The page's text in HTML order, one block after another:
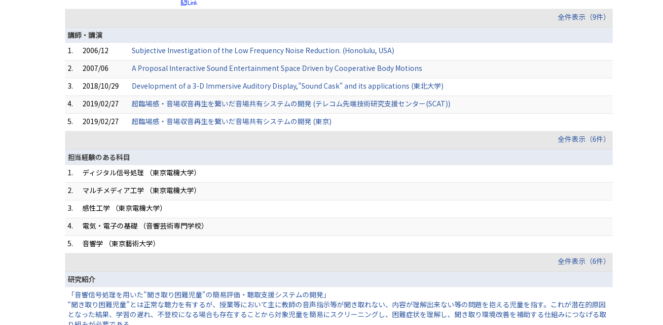
全件表示（9件）
講師・講演
1.
2006/12
Subjective Investigation of the Low Frequency Noise Reduction. (Honolulu, USA)
2.
2007/06
A Proposal Interactive Sound Entertainment Space Driven by Cooperative Body Motions
3.
2018/10/29
Development of a 3-D Immersive Auditory Display,”Sound Cask” and its applications (東北大学)
4.
2019/02/27
超臨場感・音場収音再生を繋いだ音場共有システムの開発 (テレコム先端技術研究支援センター(SCAT))
5.
2019/02/27
超臨場感・音場収音再生を繋いだ音場共有システムの開発 (東京)
全件表示（6件）
担当経験のある科目
1.
ディジタル信号処理 （東京電機大学）
2.
マルチメディア工学 （東京電機大学）
3.
感性工学 （東京電機大学）
4.
電気・電子の基礎 （音響芸術専門学校）
5.
音響学 （東京藝術大学）
全件表示（6件）
研究紹介
「音響信号処理を用いた"聞き取り困難児童"の簡易評価・聴取支援システムの開発」
“聞き取り困難児童”とは正常な聴力を有するが、授業等において主に教師の音声指示等が聞き取れない、内容が理解出来ない等の問題を抱える児童を指す。これが潜在的原因
となった結果、学習の遅れ、不登校になる場合も存在することから対象児童を簡易にスクリーニングし、困難症状を理解し、聞き取り環境改善を補助する仕組みにつなげる取